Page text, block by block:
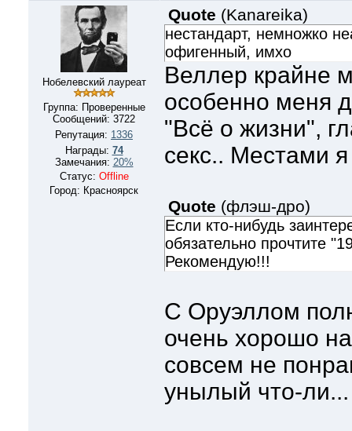
Нобелевский лауреат
Группа: Проверенные
Сообщений: 3722
Репутация: 1336
Награды: 74
Замечания: 20%
Статус: Offline
Город: Красноярск
Quote (Kanareika)
нестандарт, немножко
офигенный, имхо
Веллер крайне
особенно меня
"Всё о жизни",
секс.. Местами
Quote (флэш-дро)
Если кто-нибудь
обязательно прочтите
Рекомендую!!!
С Оруэллом
очень хорошо
совсем не
унылый что-ли...